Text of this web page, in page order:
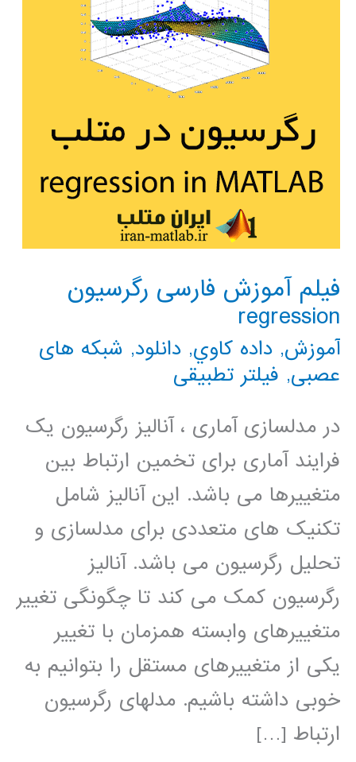
فیلم آموزش فارسی رگرسیون
regression
آموزش, داده كاوي, دانلود, شبکه های
عصبی, فیلتر تطبیقی
در مدلسازی آماری ، آنالیز رگرسیون یک
فرایند آماری برای تخمین ارتباط بین
متغییرها می باشد. این آنالیز شامل
تکنیک های متعددی برای مدلسازی و
تحلیل رگرسیون می باشد. آنالیز
رگرسیون کمک می کند تا چگونگی تغییر
متغییرهای وابسته همزمان با تغییر
یکی از متغییرهای مستقل را بتوانیم به
خوبی داشته باشیم. مدلهای رگرسیون
ارتباط […]